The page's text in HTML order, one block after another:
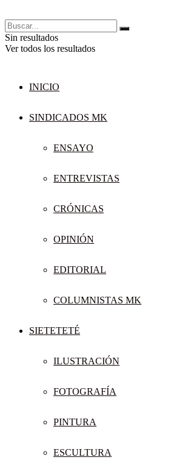
Sin resultados
Ver todos los resultados
INICIO
SINDICADOS MK
ENSAYO
ENTREVISTAS
CRÓNICAS
OPINIÓN
EDITORIAL
COLUMNISTAS MK
SIETETETÉ
ILUSTRACIÓN
FOTOGRAFÍA
PINTURA
ESCULTURA